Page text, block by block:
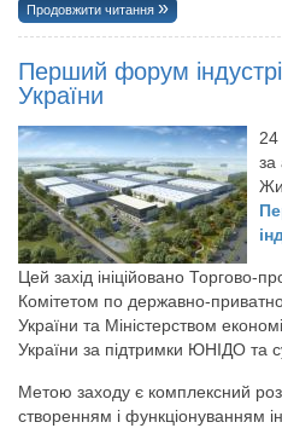
Продовжити читання
Перший форум
України
за
Цей захід ініційовано Торгово-
Комітетом по державно-
України та Міністерством
України за підтримки ЮНІДО та
Метою заходу є комплексний
створенням і функціонуванням